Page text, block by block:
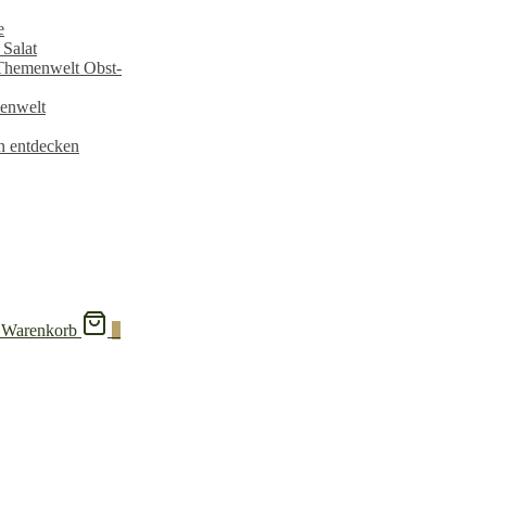
Obst-
entdecken
Warenkorb